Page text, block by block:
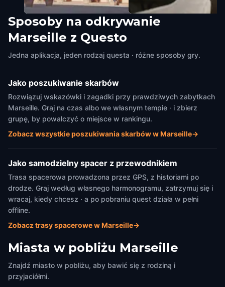
La Vieille Charité
Marseille France
MuCEM
Sposoby na odkrywanie
Marseille z Questo
Jedna aplikacja, jeden rodzaj questa · różne sposoby gry.
Jako poszukiwanie skarbów
Rozwiązuj wskazówki i zagadki przy prawdziwych zabytkach
Marseille. Graj na czas albo we własnym tempie · i zbierz
grupę, by powalczyć o miejsce w rankingu.
Zobacz wszystkie poszukiwania skarbów w Marseille→
Jako samodzielny spacer z przewodnikiem
Trasa spacerowa prowadzona przez GPS, z historiami po
drodze. Graj według własnego harmonogramu, zatrzymuj się i
wracaj, kiedy chcesz · a po pobraniu quest działa w pełni
offline.
Zobacz trasy spacerowe w Marseille→
Miasta w pobliżu Marseille
Znajdź miasto w pobliżu, aby bawić się z rodziną i
przyjaciółmi.